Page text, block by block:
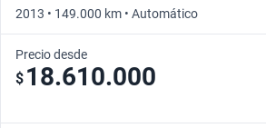
2013 • 149.000 km • Automático
Precio desde
$ 18.610.000